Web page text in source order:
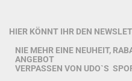
HIER KÖNNT IHR DEN
NIE MEHR EINE NEUHEIT,
ANGEBOT
VERPASSEN VON UDO`S